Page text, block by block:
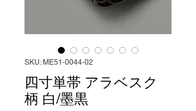
SKU: ME51-0044-02
四寸単帯 アラベスク
柄 白/墨黒